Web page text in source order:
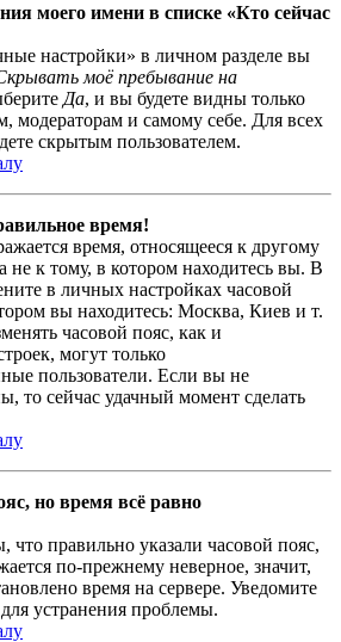
моего имени в списке «Кто сейчас
настройки» в личном разделе вы
моё пребывание на
Да, и вы будете видны только
модераторам и самому себе. Для всех
скрытым пользователем.
время!
время, относящееся к другому
не к тому, в котором находитесь вы. В
в личных настройках часовой
вы находитесь: Москва, Киев и т.
часовой пояс, как и
могут только
пользователи. Если вы не
то сейчас удачный момент сделать
но время всё равно
что правильно указали часовой пояс,
по-прежнему неверное, значит,
время на сервере. Уведомите
устранения проблемы.